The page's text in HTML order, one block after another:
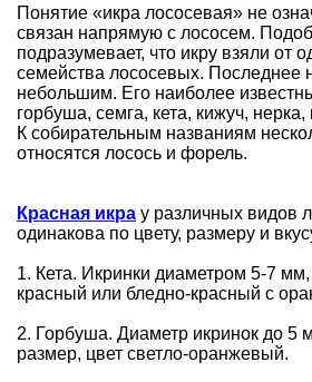
Понятие «икра лососевая» не
связан напрямую с лососем.
подразумевает, что икру взяли от
семейства лососевых. Последнее
небольшим. Его наиболее
горбуша, семга, кета, кижуч,
К собирательным названиям
относятся лосось и форель.
Красная икра у различных видов
одинакова по цвету, размеру и
1. Кета. Икринки диаметром 5-7
красный или бледно-красный с
2. Горбуша. Диаметр икринок до 5
размер, цвет светло-оранжевый.